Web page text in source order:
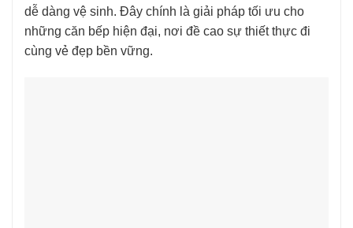
dễ dàng vệ sinh. Đây chính là giải pháp tối ưu cho
những căn bếp hiện đại, nơi đề cao sự thiết thực đi
cùng vẻ đẹp bền vững.